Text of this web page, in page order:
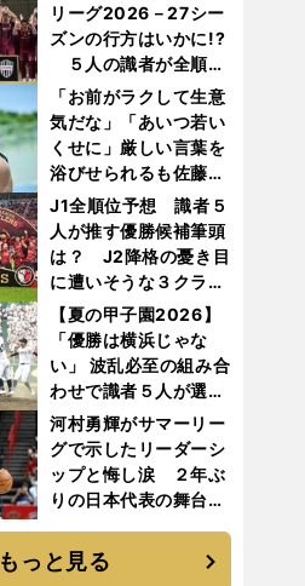
リーグ2026－27シー
ズンの行方はいかに!?
５人の識者が全順位
を大胆予想
「お前がラクして生意
気だな」「あいつ若い
くせに」厳しい言葉を
浴びせられるも佐藤慎
太郎が貫いた誇りとフ
ァンへの思い
J1全順位予想 識者５
人が推す優勝候補筆頭
は？ J2降格の憂き目
に遭いそうな３クラブ
とは？
【夏の甲子園2026】
「優勝は横浜じゃな
い」 波乱必至の組み合
わせで識者５人が選ん
だ優勝校はここだ！
河村勇輝がサマーリー
グで示したリーダーシ
ップと悔し涙 ２年ぶ
りの日本代表の舞台を
は続く
もっと見る